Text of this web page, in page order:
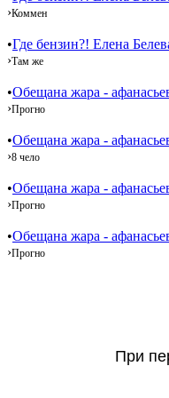
›Коммен
•Где бензин?! Елена
›Там же
•Обещана жара -
›Прогно
•Обещана жара -
›8 чело
•Обещана жара -
›Прогно
•Обещана жара -
›Прогно
При